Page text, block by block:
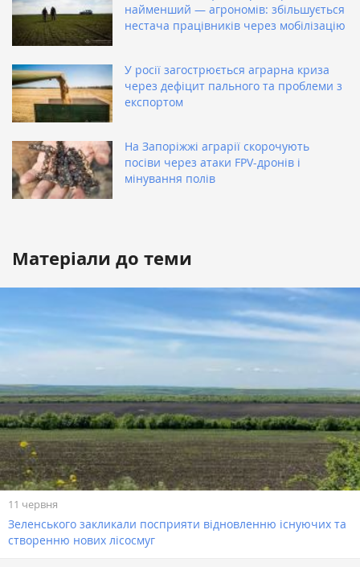
найменший — агрономів: збільшується
нестача працівників через мобілізацію
У росії загострюється аграрна криза
через дефіцит пального та проблеми з
експортом
На Запоріжжі аграрії скорочують
посіви через атаки FPV-дронів і
мінування полів
Матеріали до теми
11 червня
Зеленського закликали посприяти відновленню існуючих та
створенню нових лісосмуг